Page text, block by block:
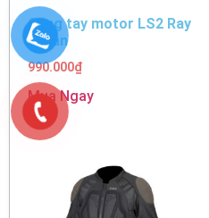
Găng tay motor LS2 Ray
2 Man
990.000₫
Mua Ngay